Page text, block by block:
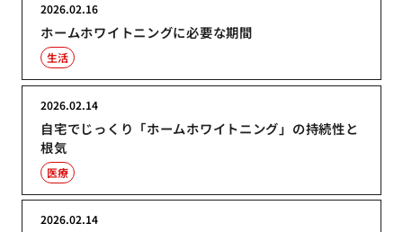
ホームホワイトニングに必要な期間
2026.02.16
生活
自宅でじっくり「ホームホワイトニング」の持続性と
根気
2026.02.14
医療
2026.02.14